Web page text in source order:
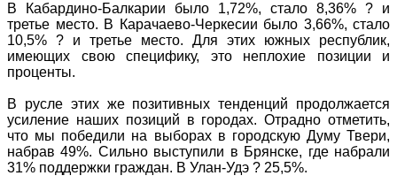
В Кабардино-Балкарии было 1,72%, стало 8,36% ? и
третье место. В Карачаево-Черкесии было 3,66%, стало
10,5% ? и третье место. Для этих южных республик,
имеющих свою специфику, это неплохие позиции и
проценты.
В русле этих же позитивных тенденций продолжается
усиление наших позиций в городах. Отрадно отметить,
что мы победили на выборах в городскую Думу Твери,
набрав 49%. Сильно выступили в Брянске, где набрали
31% поддержки граждан. В Улан-Удэ ? 25,5%.